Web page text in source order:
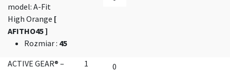
model: A-Fit
High Orange [
AFITHO45 ]
Rozmiar: 45
ACTIVE GEAR® –
1